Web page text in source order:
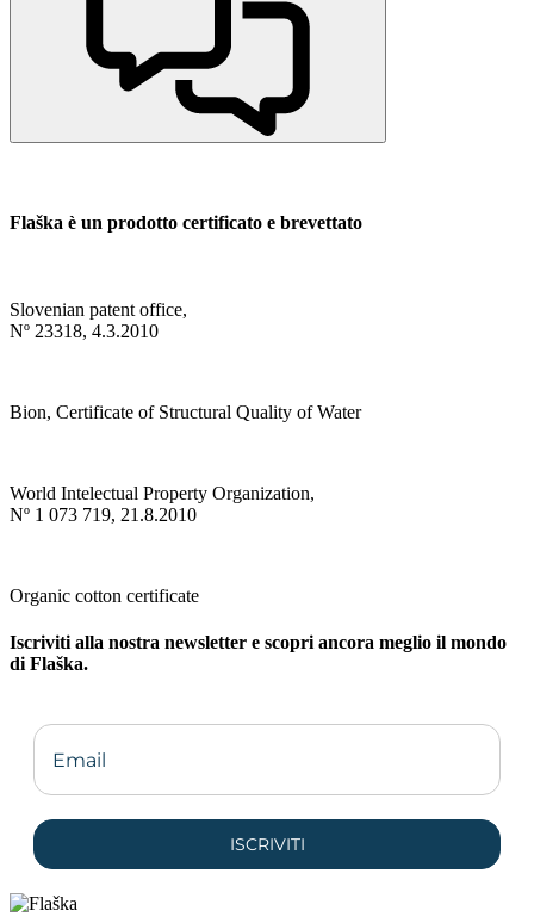
Flaška è un prodotto certificato e brevettato
Slovenian patent office,
Nº 23318, 4.3.2010
Bion, Certificate of Structural Quality of Water
World Intelectual Property Organization,
Nº 1 073 719, 21.8.2010
Organic cotton certificate
Iscriviti alla nostra newsletter e scopri ancora meglio il mondo
di Flaška.
ISCRIVITI